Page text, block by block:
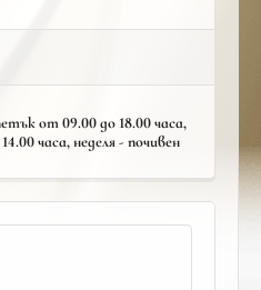
от 09.00 до 18.00 часа,
часа, неделя - почивен